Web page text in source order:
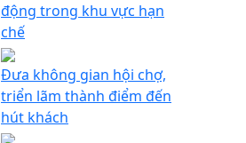
động trong khu vực hạn
chế
Đưa không gian hội chợ,
triển lãm thành điểm đến
hút khách